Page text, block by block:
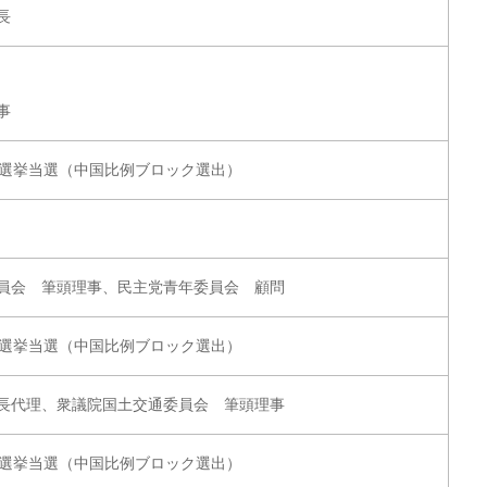
挙当選（中国比例ブロック選出）
会 筆頭理事、民主党青年委員会 顧問
挙当選（中国比例ブロック選出）
代理、衆議院国土交通委員会 筆頭理事
挙当選（中国比例ブロック選出）